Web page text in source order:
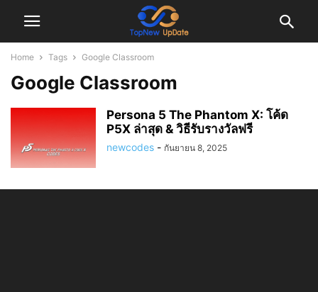
Home Tags Google Classroom
Google Classroom
Persona 5 The Phantom X: โค้ด
P5X ล่าสุด & วิธีรับรางวัลฟรี
newcodes - กันยายน 8, 2025